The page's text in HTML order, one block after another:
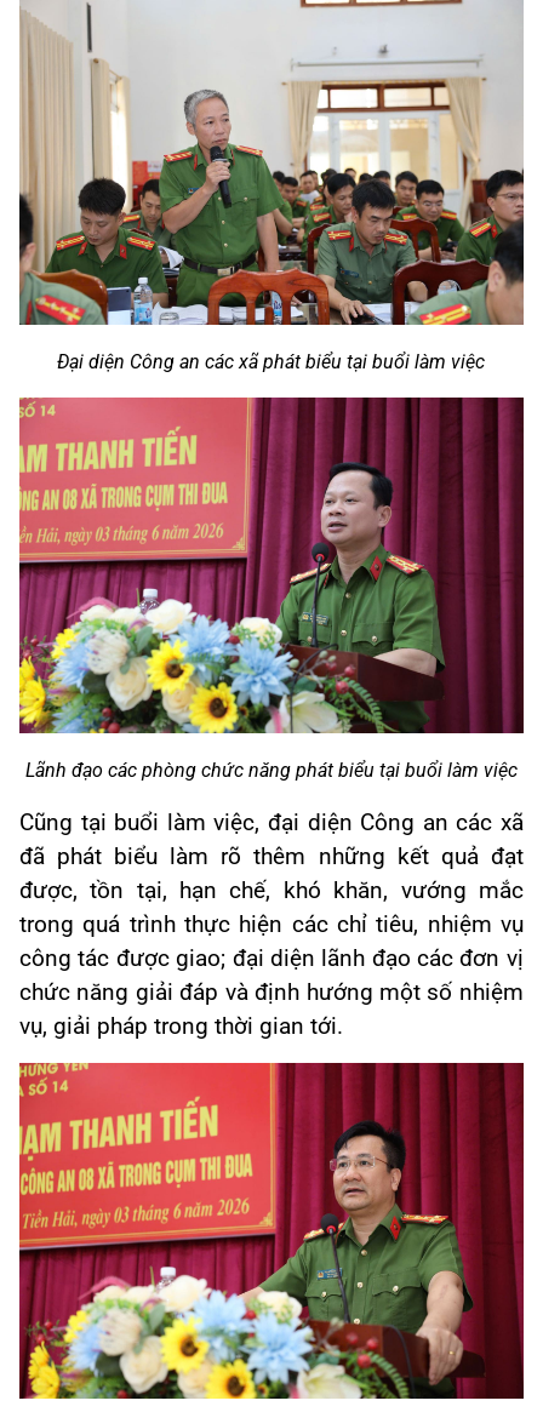
Đại diện Công an các xã phát biểu tại buổi làm việc
Lãnh đạo các phòng chức năng phát biểu tại buổi làm việc
Cũng tại buổi làm việc, đại diện Công an các xã
đã phát biểu làm rõ thêm những kết quả đạt
được, tồn tại, hạn chế, khó khăn, vướng mắc
trong quá trình thực hiện các chỉ tiêu, nhiệm vụ
công tác được giao; đại diện lãnh đạo các đơn vị
chức năng giải đáp và định hướng một số nhiệm
vụ, giải pháp trong thời gian tới.